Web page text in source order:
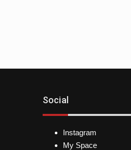
Social
Instagram
My Space